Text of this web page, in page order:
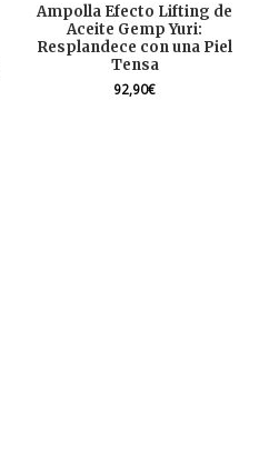
Ampolla Efecto Lifting de
Aceite Gemp Yuri:
Resplandece con una Piel
Tensa
92,90€